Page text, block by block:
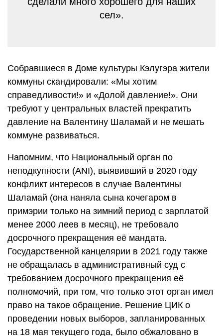
сел».
Собравшиеся в Доме культуры Кэлугэра жители
коммуны скандировали: «Мы хотим
справедливости!» и «Долой давление!». Они
требуют у центральных властей прекратить
давление на Валентину Шаламай и не мешать
коммуне развиваться.
Напомним, что Национальный орган по
неподкупности (ANI), выявивший в 2020 году
конфликт интересов в случае Валентины
Шаламай (она наняла сына кочегаром в
примэрии только на зимний период с зарплатой
менее 2000 леев в месяц), не требовало
досрочного прекращения её мандата.
Государственной канцелярии в 2021 году также
не обращалась в административный суд с
требованием досрочного прекращения её
полномочий, при том, что только этот орган имел
право на такое обращение. Решение ЦИК о
проведении новых выборов, запланированных
на 18 мая текущего года, было обжаловано в